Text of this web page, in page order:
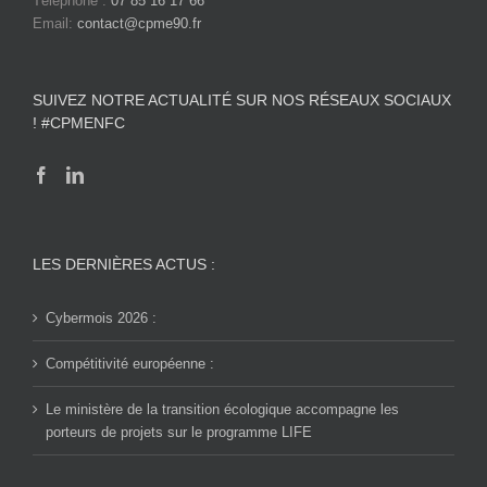
Email: contact@cpme90.fr
SUIVEZ NOTRE ACTUALITÉ SUR NOS RÉSEAUX SOCIAUX
! #CPMENFC
LES DERNIÈRES ACTUS :
Cybermois 2026 :
Compétitivité européenne :
Le ministère de la transition écologique accompagne les
porteurs de projets sur le programme LIFE